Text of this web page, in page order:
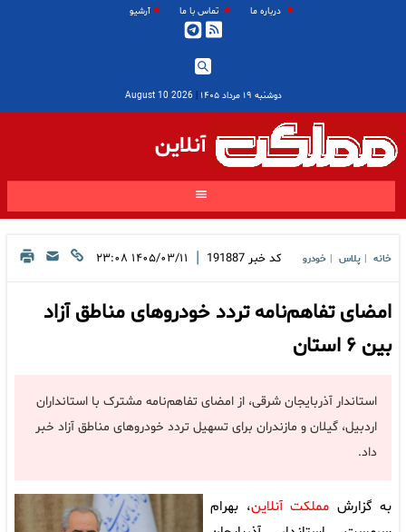
درباره ما تماس با ما آرشیو
دوشنبه ۱۹ مرداد ۱۴۰۵ |
2026 August 10
آنلاین
خانه پلاس خودرو کد خبر 191887
| ۱۴۰۵/۰۳/۱۱ ۲۳:۰۸
امضای تفاهم‌نامه تردد خودروهای مناطق آزاد
بین ۶ استان
استاندار آذربایجان شرقی، از امضای تفاهم‌نامه مشترک با استانداران
اردبیل، گیلان و مازندران برای تسهیل تردد خودروهای مناطق آزاد خبر
داد.
به گزارش مملکت آنلاین، بهرام